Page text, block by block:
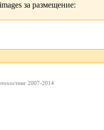
за размещение:
2007-2014